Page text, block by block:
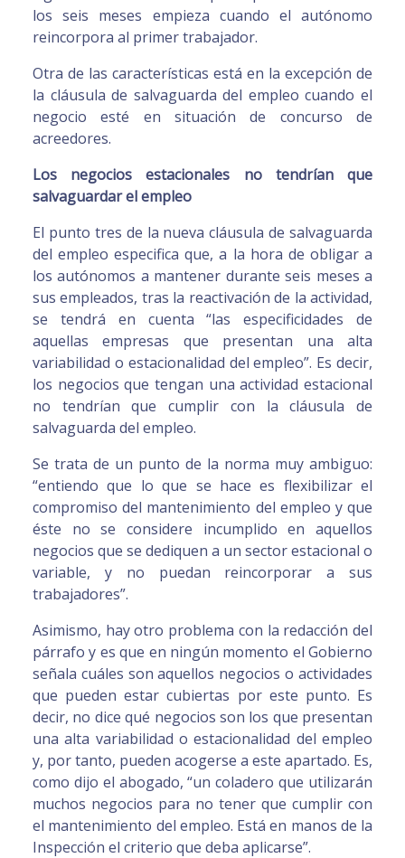
los seis meses empieza cuando el autónomo
reincorpora al primer trabajador.
Otra de las características está en la excepción de
la cláusula de salvaguarda del empleo cuando el
negocio esté en situación de concurso de
acreedores.
Los negocios estacionales no tendrían que
salvaguardar el empleo
El punto tres de la nueva cláusula de salvaguarda
del empleo especifica que, a la hora de obligar a
los autónomos a mantener durante seis meses a
sus empleados, tras la reactivación de la actividad,
se tendrá en cuenta “las especificidades de
aquellas empresas que presentan una alta
variabilidad o estacionalidad del empleo”. Es decir,
los negocios que tengan una actividad estacional
no tendrían que cumplir con la cláusula de
salvaguarda del empleo.
Se trata de un punto de la norma muy ambiguo:
“entiendo que lo que se hace es flexibilizar el
compromiso del mantenimiento del empleo y que
éste no se considere incumplido en aquellos
negocios que se dediquen a un sector estacional o
variable, y no puedan reincorporar a sus
trabajadores”.
Asimismo, hay otro problema con la redacción del
párrafo y es que en ningún momento el Gobierno
señala cuáles son aquellos negocios o actividades
que pueden estar cubiertas por este punto. Es
decir, no dice qué negocios son los que presentan
una alta variabilidad o estacionalidad del empleo
y, por tanto, pueden acogerse a este apartado. Es,
como dijo el abogado, “un coladero que utilizarán
muchos negocios para no tener que cumplir con
el mantenimiento del empleo. Está en manos de la
Inspección el criterio que deba aplicarse”.